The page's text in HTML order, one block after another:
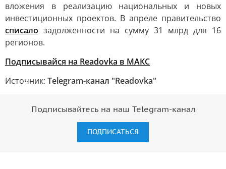
вложения в реализацию национальных и новых
инвестиционных проектов. В апреле правительство
списало задолженности на сумму 31 млрд для 16
регионов.
Подписывайся на Readovka в МАКС
Источник: Telegram-канал "Readovka"
Подписывайтесь на наш Telegram-канал
ПОДПИСАТЬСЯ